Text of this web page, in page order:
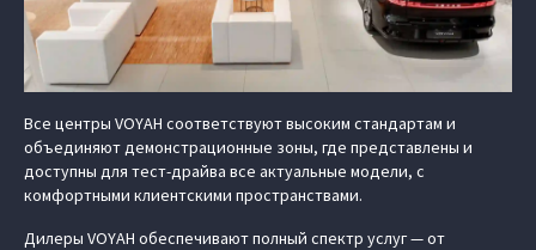
Все центры VOYAH соответствуют высоким стандартам и
объединяют демонстрационные зоны, где представлены и
доступны для тест-драйва все актуальные модели, с
комфортными клиентскими пространствами.
Дилеры VOYAH обеспечивают полный спектр услуг — от